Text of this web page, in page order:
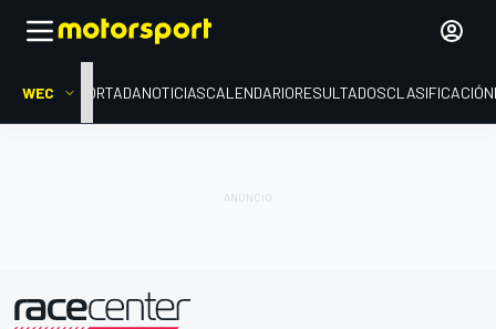
WEC PORTADANOTICIASCALENDARIORESULTADOSCLASIFICACIÓN